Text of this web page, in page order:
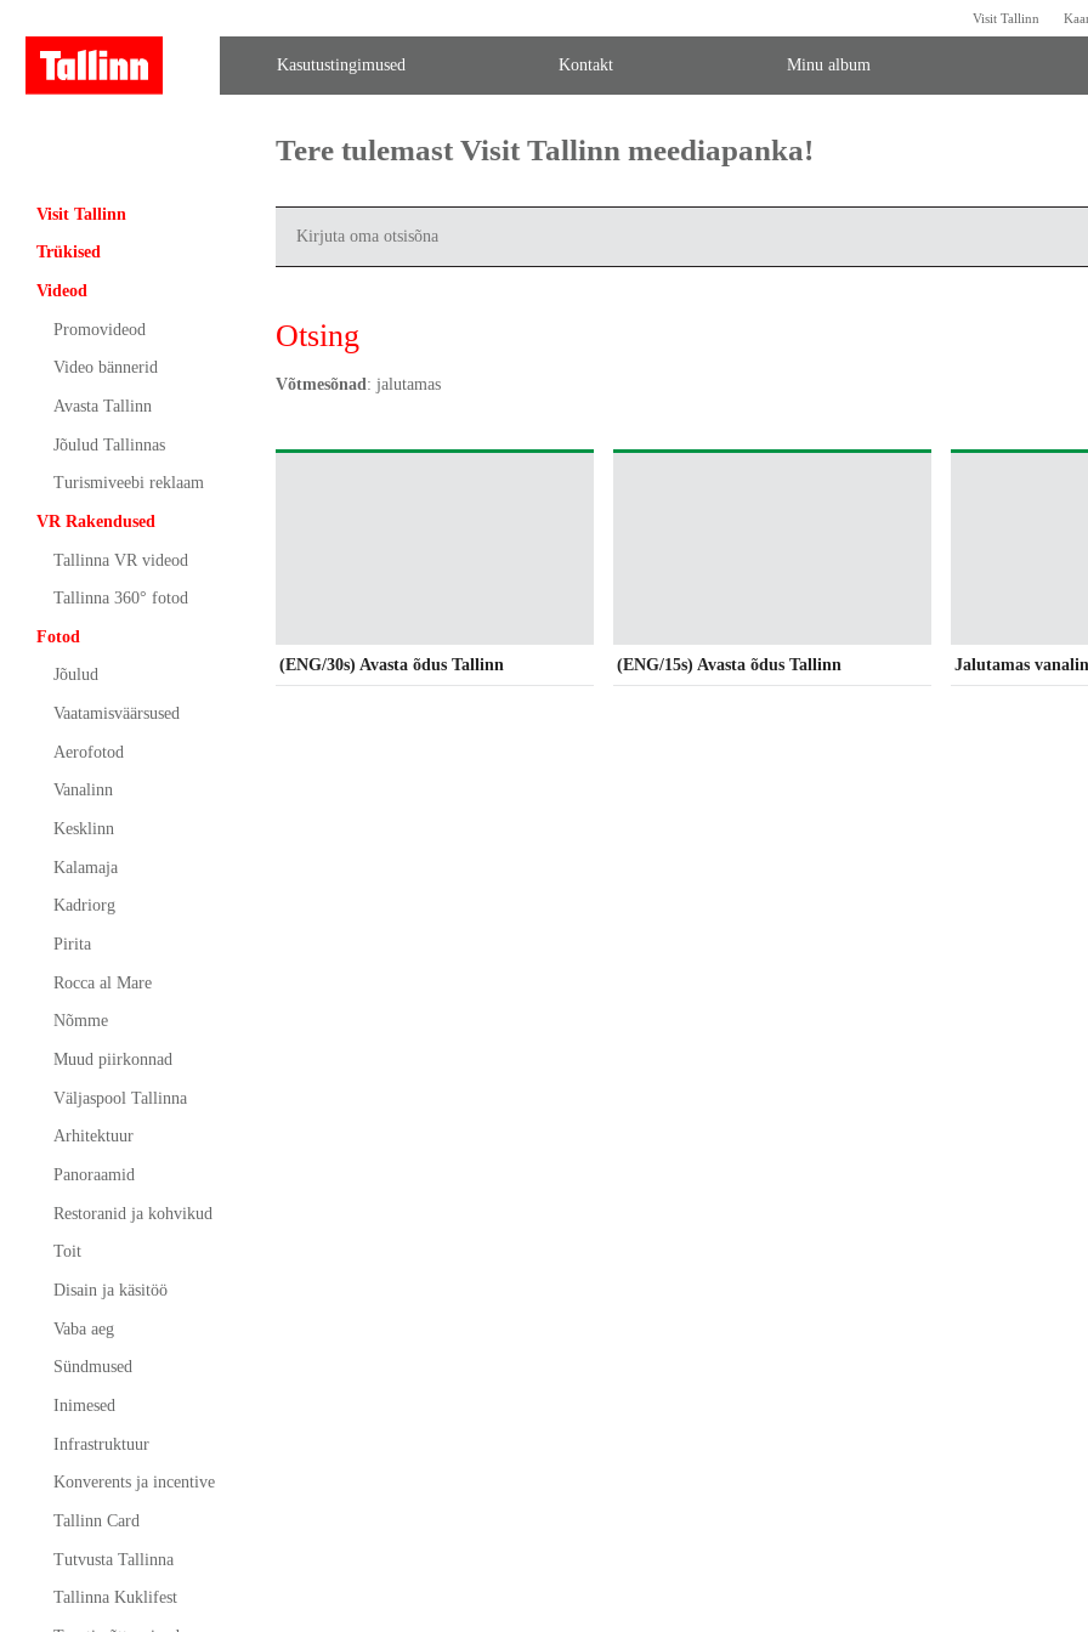
Visit Tallinn
Kasutustingimused Kontakt Minu album
Visit Tallinn
Trükised
Videod
Promovideod
Video bännerid
Avasta Tallinn
Jõulud Tallinnas
Turismiveebi reklaam
VR Rakendused
Tallinna VR videod
Tallinna 360° fotod
Fotod
Jõulud
Vaatamisväärsused
Aerofotod
Vanalinn
Kesklinn
Kalamaja
Kadriorg
Pirita
Rocca al Mare
Nõmme
Muud piirkonnad
Väljaspool Tallinna
Arhitektuur
Panoraamid
Restoranid ja kohvikud
Toit
Disain ja käsitöö
Vaba aeg
Sündmused
Inimesed
Infrastruktuur
Konverents ja incentive
Tallinn Card
Tutvusta Tallinna
Tallinna Kuklifest
Tere tulemast Visit Tallinn meediapanka!
Otsing
Võtmesõnad : jalutamas
(ENG/30s) Avasta õdus Tallinn (ENG/15s) Avasta õdus Tallinn Jalutamas